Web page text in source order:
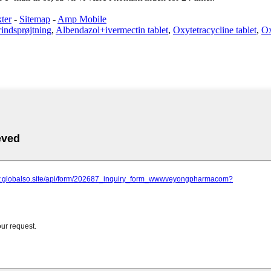
- Sitemap - Amp Mobile
, Albendazol+ivermectin tablet, Oxytetracycline tablet,